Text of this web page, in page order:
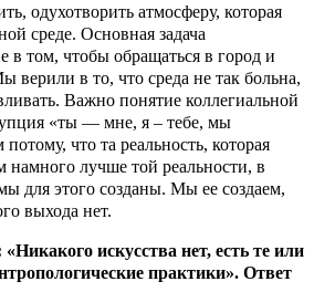
одухотворить атмосферу, которая
среде. Основная задача
в том, чтобы обращаться в город и
верили в то, что среда не так больна,
Важно понятие коллегиальной
«ты — мне, я – тебе, мы
что та реальность, которая
намного лучше той реальности, в
для этого созданы. Мы ее создаем,
выхода нет.
искусства нет, есть те или
практики». Ответ